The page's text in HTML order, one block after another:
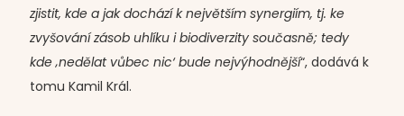
zjistit, kde a jak dochází k největším synergiím, tj. ke
zvyšování zásob uhlíku i biodiverzity současně; tedy
kde ‚nedělat vůbec nic‘ bude nejvýhodnější“, dodává k
tomu Kamil Král.